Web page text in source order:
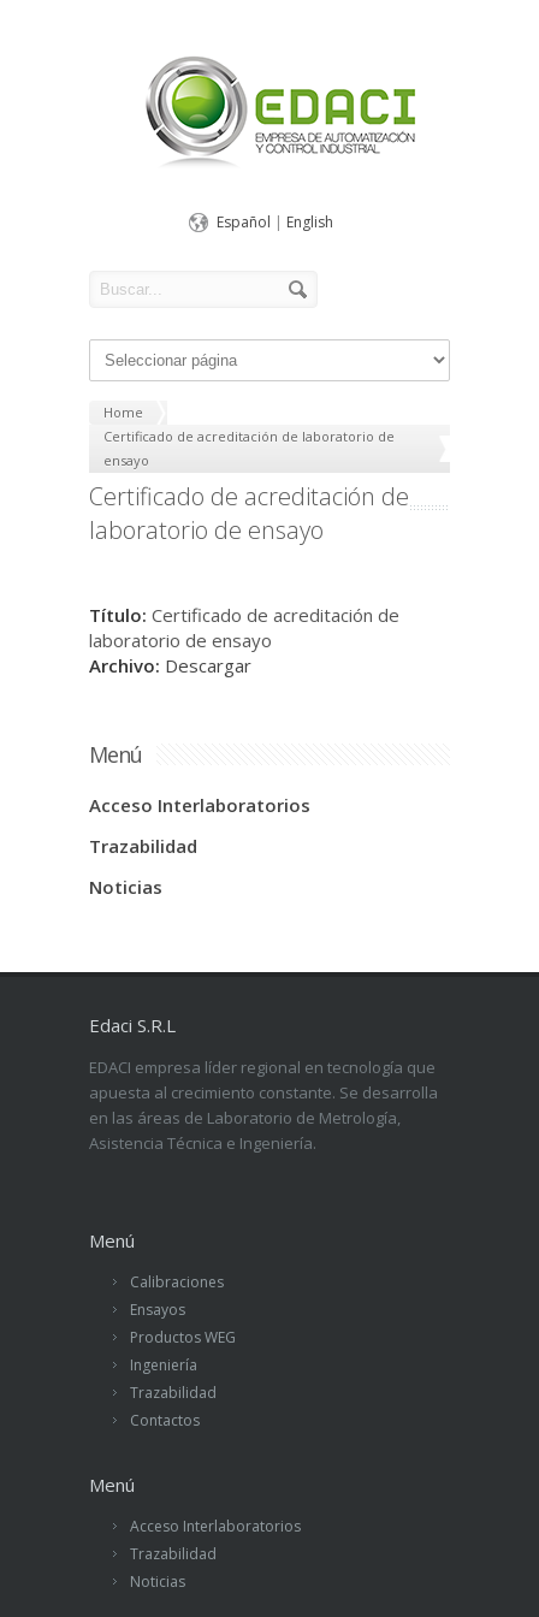
Español | English
Home
Certificado de acreditación de laboratorio de
ensayo
Certificado de acreditación de
laboratorio de ensayo
Título: Certificado de acreditación de
laboratorio de ensayo
Archivo: Descargar
Menú
Acceso Interlaboratorios
Trazabilidad
Noticias
Edaci S.R.L
EDACI empresa líder regional en tecnología que
apuesta al crecimiento constante. Se desarrolla
en las áreas de Laboratorio de Metrología,
Asistencia Técnica e Ingeniería.
Menú
Calibraciones
Ensayos
Productos WEG
Ingeniería
Trazabilidad
Contactos
Menú
Acceso Interlaboratorios
Trazabilidad
Noticias